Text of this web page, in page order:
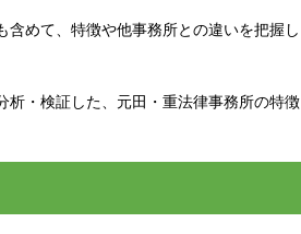
めて、特徴や他事務所との違いを把握し
析・検証した、元田・重法律事務所の特徴